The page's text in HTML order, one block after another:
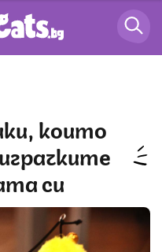
си